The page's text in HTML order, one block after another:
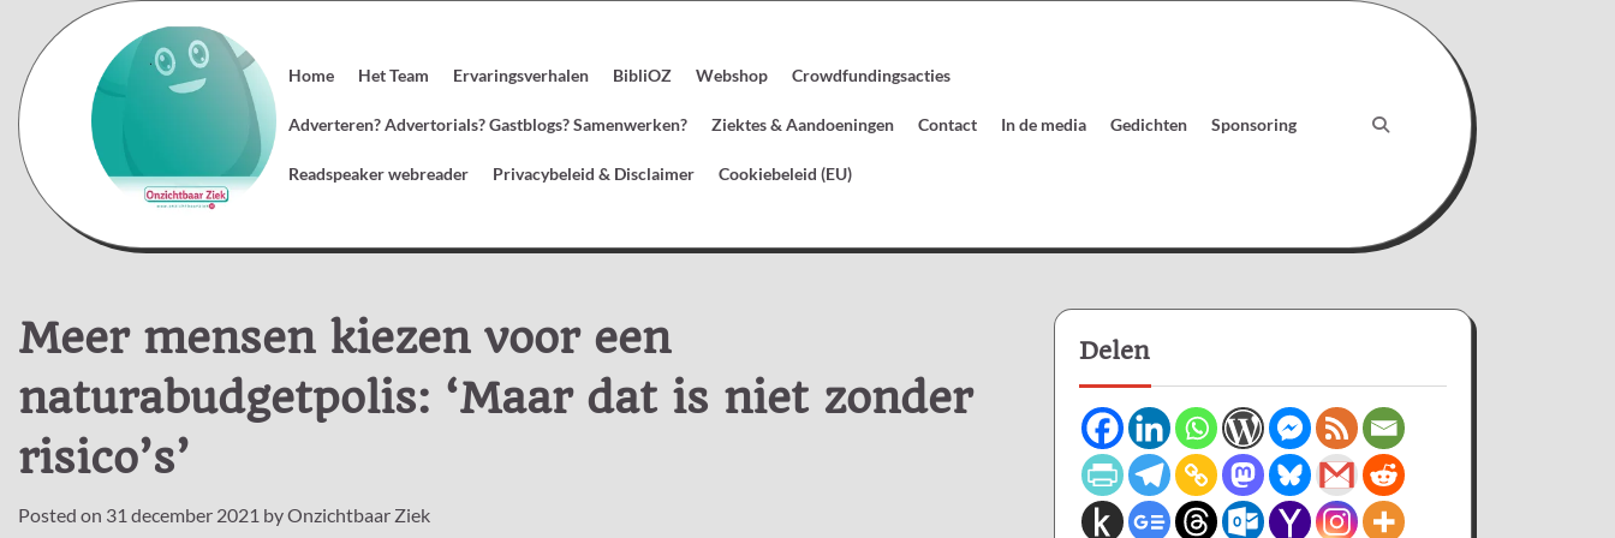
content
Home Het Team Ervaringsverhalen BibliOZ Webshop Crowdfundingsacties
Adverteren? Advertorials? Gastblogs? Samenwerken? Ziektes & Aandoeningen Contact In de media Gedichten Sponsoring
Readspeaker webreader Privacybeleid & Disclaimer Cookiebeleid (EU)
Meer mensen kiezen voor een
naturabudgetpolis: ‘Maar dat is niet zonder
risico’s’
Posted on 31 december 2021 byOnzichtbaar Ziek
Delen